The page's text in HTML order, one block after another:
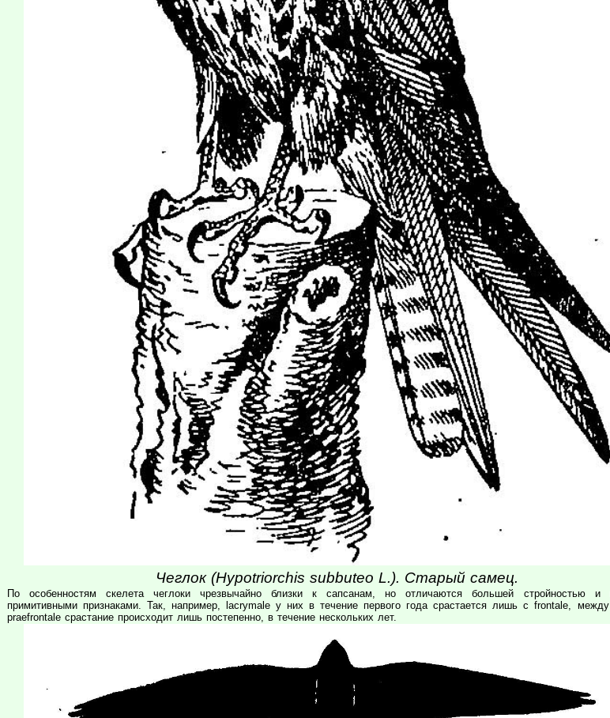
Чеглок (Hypotriorchis subbuteo L.). Старый самец.
По особенностям скелета чеглоки чрезвычайно близки к сапсанам, но отличаются большей стройностью и
примитивными признаками. Так, например, lacrymale у них в течение первого года срастается лишь с frontale,
praefrontale срастание происходит лишь постепенно, в течение нескольких лет.